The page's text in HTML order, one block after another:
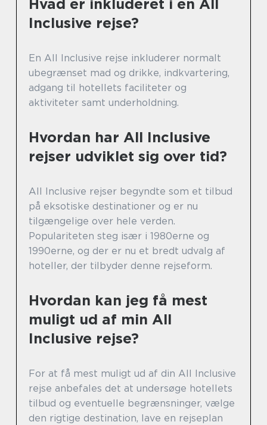
Hvad er inkluderet i en All
Inclusive rejse?
En All Inclusive rejse inkluderer normalt
ubegrænset mad og drikke, indkvartering,
adgang til hotellets faciliteter og
aktiviteter samt underholdning.
Hvordan har All Inclusive
rejser udviklet sig over tid?
All Inclusive rejser begyndte som et tilbud
på eksotiske destinationer og er nu
tilgængelige over hele verden.
Populariteten steg især i 1980erne og
1990erne, og der er nu et bredt udvalg af
hoteller, der tilbyder denne rejseform.
Hvordan kan jeg få mest
muligt ud af min All
Inclusive rejse?
For at få mest muligt ud af din All Inclusive
rejse anbefales det at undersøge hotellets
tilbud og eventuelle begrænsninger, vælge
den rigtige destination, lave en rejseplan